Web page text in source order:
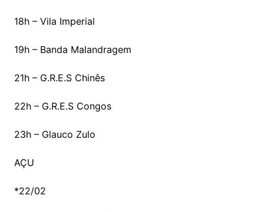
18h – Vila Imperial
19h – Banda Malandragem
21h – G.R.E.S Chinês
22h – G.R.E.S Congos
23h – Glauco Zulo
AÇU
*22/02